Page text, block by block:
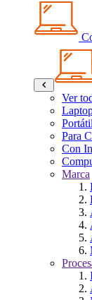
Ver
Para
Con
Marca